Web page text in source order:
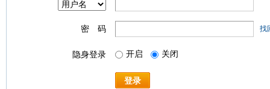
密 码 找
隐身登录 开启 关闭
登录